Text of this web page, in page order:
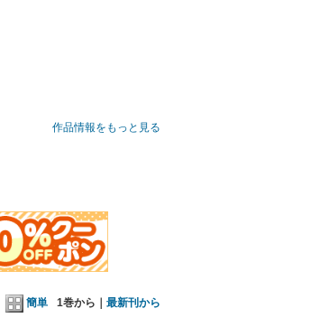
作品情報をもっと見る
簡単 1巻から｜ 最新刊から